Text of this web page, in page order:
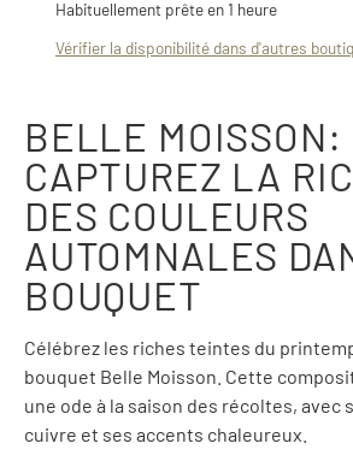
Habituellement prête en 1 heure
Vérifier la disponibilité dans d'autres
BELLE MOISSON:
CAPTUREZ LA
DES COULEURS
AUTOMNALES
BOUQUET
Célébrez les riches teintes du
bouquet Belle Moisson. Cette
une ode à la saison des récoltes, avec
cuivre et ses accents chaleureux.